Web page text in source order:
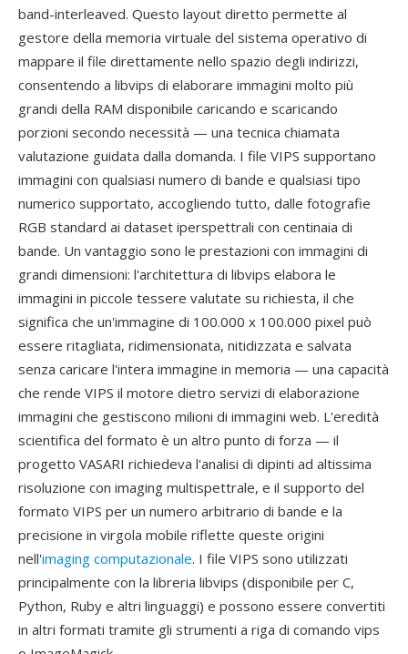
band-interleaved. Questo layout diretto permette al
gestore della memoria virtuale del sistema operativo di
mappare il file direttamente nello spazio degli indirizzi,
consentendo a libvips di elaborare immagini molto più
grandi della RAM disponibile caricando e scaricando
porzioni secondo necessità — una tecnica chiamata
valutazione guidata dalla domanda. I file VIPS supportano
immagini con qualsiasi numero di bande e qualsiasi tipo
numerico supportato, accogliendo tutto, dalle fotografie
RGB standard ai dataset iperspettrali con centinaia di
bande. Un vantaggio sono le prestazioni con immagini di
grandi dimensioni: l'architettura di libvips elabora le
immagini in piccole tessere valutate su richiesta, il che
significa che un'immagine di 100.000 x 100.000 pixel può
essere ritagliata, ridimensionata, nitidizzata e salvata
senza caricare l'intera immagine in memoria — una capacità
che rende VIPS il motore dietro servizi di elaborazione
immagini che gestiscono milioni di immagini web. L'eredità
scientifica del formato è un altro punto di forza — il
progetto VASARI richiedeva l'analisi di dipinti ad altissima
risoluzione con imaging multispettrale, e il supporto del
formato VIPS per un numero arbitrario di bande e la
precisione in virgola mobile riflette queste origini
nell'imaging computazionale. I file VIPS sono utilizzati
principalmente con la libreria libvips (disponibile per C,
Python, Ruby e altri linguaggi) e possono essere convertiti
in altri formati tramite gli strumenti a riga di comando vips